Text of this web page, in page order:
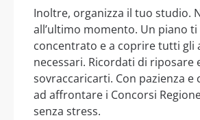
Inoltre, organizza il tuo studio.
all’ultimo momento. Un piano
concentrato e a coprire tutti gli
necessari. Ricordati di riposare
sovraccaricarti. Con pazienza e
ad affrontare i Concorsi
senza stress.